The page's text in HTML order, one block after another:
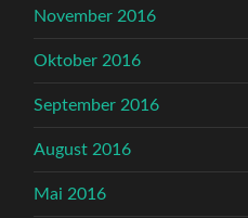
November 2016
Oktober 2016
September 2016
August 2016
Mai 2016